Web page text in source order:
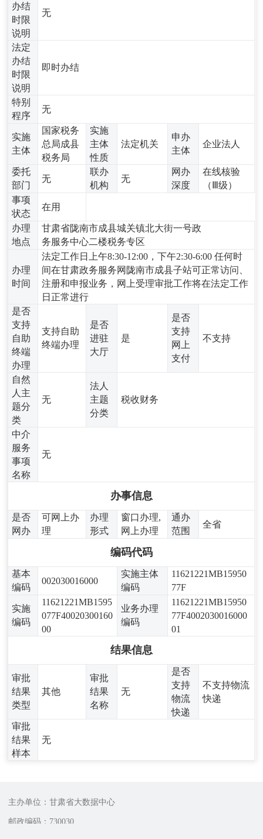
办结
时限
说明
无
法定
办结
时限
说明
即时办结
特别
程序
无
实施
主体
国家税务
总局成县
税务局
实施
主体
性质
法定机关
申办
主体
企业法人
委托
部门
无
联办
机构
无
网办
深度
在线核验
（Ⅲ级）
事项
状态
在用
办理
地点
甘肃省陇南市成县城关镇北大街一号政
务服务中心二楼税务专区
办理
时间
法定工作日上午8:30-12:00，下午2:30-6:00 任何时
间在甘肃政务服务网陇南市成县子站可正常访问、
注册和申报业务，网上受理审批工作将在法定工作
日正常进行
是否
支持
自助
终端
办理
支持自助
终端办理
是否
进驻
大厅
是
是否
支持
网上
支付
不支持
自然
人主
题分
类
无
法人
主题
分类
税收财务
中介
服务
事项
名称
无
办事信息
是否
网办
可网上办
理
办理
形式
窗口办理,
网上办理
通办
范围
全省
编码代码
基本
编码
002030016000
实施主体
编码
11621221MB15950
77F
实施
编码
11621221MB1595
077F40020300160
00
业务办理
编码
11621221MB15950
77F4002030016000
01
结果信息
审批
结果
类型
其他
审批
结果
名称
无
是否
支持
物流
快递
不支持物流
快递
审批
结果
样本
无
主办单位：甘肃省大数据中心
邮政编码：730030